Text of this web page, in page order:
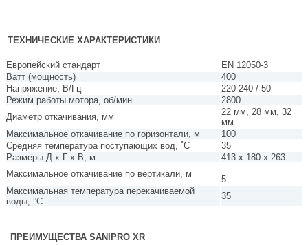
ТЕХНИЧЕСКИЕ ХАРАКТЕРИСТИКИ
Европейский стандарт
EN 12050-3
Ватт (мощность)
400
Напряжение, В/Гц
220-240 / 50
Режим работы мотора, об/мин
2800
Диаметр откачивания, мм
22 мм, 28 мм, 32
мм
Максимальное откачивание по горизонтали, м
100
Средняя температура поступающих вод, ˚C
35
Размеры Д х Г х В, м
413 x 180 x 263
Максимальное откачивание по вертикали, м
5
Максимальная температура перекачиваемой
воды, °С
35
ПРЕИМУЩЕСТВА SANIPRO XR